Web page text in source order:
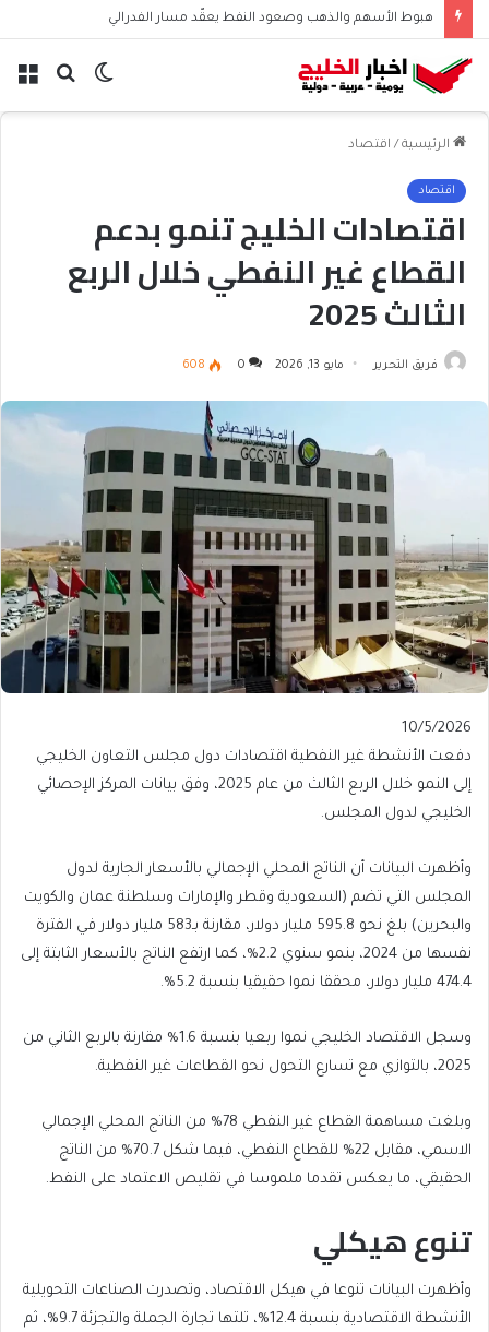
هبوط الأسهم والذهب وصعود النفط يعقّد مسار الفدرالي
بحث الوضع
الرئيسية / اقتصاد
اقتصاد
اقتصادات الخليج تنمو بدعم
القطاع غير النفطي خلال الربع
الثالث 2025
فريق التحرير مايو 13, 2026 0
608
Published
On
10/5/2026
10/5/2026
دفعت الأنشطة غير النفطية اقتصادات دول مجلس التعاون الخليجي
إلى النمو خلال الربع الثالث من عام 2025، وفق بيانات المركز الإحصائي
الخليجي لدول المجلس.
وأظهرت البيانات أن الناتج المحلي الإجمالي بالأسعار الجارية لدول
المجلس التي تضم (السعودية وقطر والإمارات وسلطنة عمان والكويت
والبحرين) بلغ نحو 595.8 مليار دولار، مقارنة بـ583 مليار دولار في الفترة
نفسها من 2024، بنمو سنوي 2.2%، كما ارتفع الناتج بالأسعار الثابتة إلى
474.4 مليار دولار، محققا نموا حقيقيا بنسبة 5.2%.
وسجل الاقتصاد الخليجي نموا ربعيا بنسبة 1.6% مقارنة بالربع الثاني من
2025، بالتوازي مع تسارع التحول نحو القطاعات غير النفطية.
وبلغت مساهمة القطاع غير النفطي 78% من الناتج المحلي الإجمالي
الاسمي، مقابل 22% للقطاع النفطي، فيما شكل 70.7% من الناتج
الحقيقي، ما يعكس تقدما ملموسا في تقليص الاعتماد على النفط.
تنوع هيكلي
وأظهرت البيانات تنوعا في هيكل الاقتصاد، وتصدرت الصناعات التحويلية
الأنشطة الاقتصادية بنسبة 12.4%، تلتها تجارة الجملة والتجزئة 9.7%، ثم